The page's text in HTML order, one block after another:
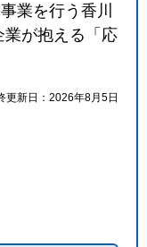
業を行う香川
業が抱える「応
更新日：2026年8月5日